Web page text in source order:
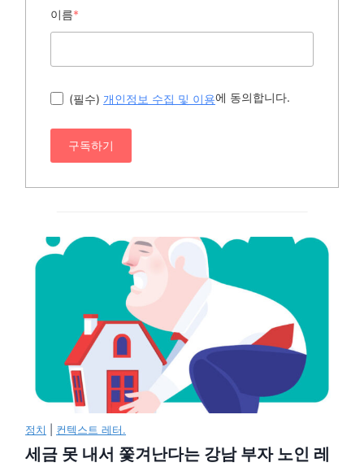
이름*
(필수) 개인정보 수집 및 이용에 동의합니다.
구독하기
정치 컨텍스트 레터.
세금 못 내서 쫓겨난다는 강남 부자 노인 레